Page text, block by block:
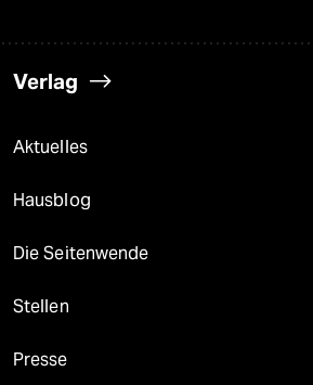
Verlag
Aktuelles
Hausblog
Die Seitenwende
Stellen
Presse